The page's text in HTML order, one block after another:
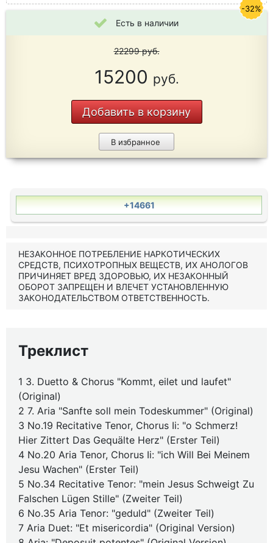
Есть в наличии
22299руб.
15200 руб.
Добавить в корзину
В избранное
-32%
+14661
НЕЗАКОННОЕ ПОТРЕБЛЕНИЕ НАРКОТИЧЕСКИХ
СРЕДСТВ, ПСИХОТРОПНЫХ ВЕЩЕСТВ, ИХ АНОЛОГОВ
ПРИЧИНЯЕТ ВРЕД ЗДОРОВЬЮ, ИХ НЕЗАКОННЫЙ
ОБОРОТ ЗАПРЕЩЕН И ВЛЕЧЕТ УСТАНОВЛЕННУЮ
ЗАКОНОДАТЕЛЬСТВОМ ОТВЕТСТВЕННОСТЬ.
Треклист
1 3. Duetto & Chorus "Kommt, eilet und laufet"
(Original)
2 7. Aria "Sanfte soll mein Todeskummer" (Original)
3 No.19 Recitative Tenor, Chorus Ii: "o Schmerz!
Hier Zittert Das Gequälte Herz" (Erster Teil)
4 No.20 Aria Tenor, Chorus Ii: "ich Will Bei Meinem
Jesu Wachen" (Erster Teil)
5 No.34 Recitative Tenor: "mein Jesus Schweigt Zu
Falschen Lügen Stille" (Zweiter Teil)
6 No.35 Aria Tenor: "geduld" (Zweiter Teil)
7 Aria Duet: "Et misericordia" (Original Version)